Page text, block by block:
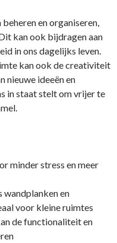
en organiseren,
kan ook bijdragen aan
in ons dagelijks leven.
kan ook de creativiteit
nieuwe ideeën en
in staat stelt om vrijer te
minder stress en meer
wandplanken en
voor kleine ruimtes
de functionaliteit en